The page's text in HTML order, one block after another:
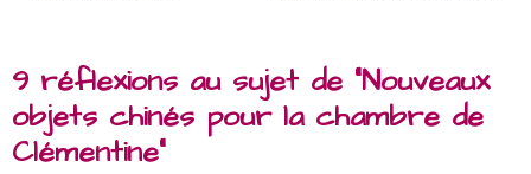
9 réflexions au sujet de “Nouveaux
objets chinés pour la chambre de
Clémentine”